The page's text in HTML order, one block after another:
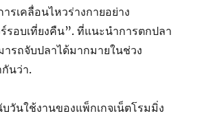
รเคลื่อนไหวร่างกายอย่าง
รอบเที่ยงคืน”. ที่แนะนำการตกปลา
รถจับปลาได้มากมายในช่วง
นว่า.
วันใช้งานของแพ็กเกจเน็ตโรมมิ่ง